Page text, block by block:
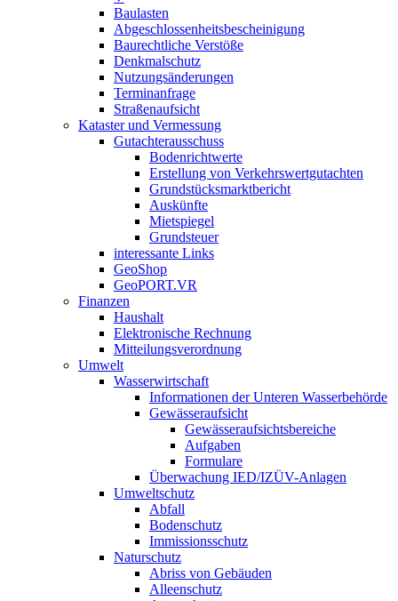
Baulasten
Abgeschlossenheits­bescheinigung
Baurechtliche Verstöße
Denkmalschutz
Nutzungsänderungen
Terminanfrage
Straßenaufsicht
Kataster und Vermessung
Gutachterausschuss
Bodenrichtwerte
Erstellung von Verkehrswertgutachten
Grundstücksmarktbericht
Auskünfte
Mietspiegel
Grundsteuer
interessante Links
GeoShop
GeoPORT.VR
Finanzen
Haushalt
Elektronische Rechnung
Mitteilungsverordnung
Umwelt
Wasserwirtschaft
Informationen der Unteren Wasserbehörde
Gewässeraufsicht
Gewässeraufsichtsbereiche
Aufgaben
Formulare
Überwachung IED/IZÜV-Anlagen
Umweltschutz
Abfall
Bodenschutz
Immissionsschutz
Naturschutz
Abriss von Gebäuden
Alleenschutz